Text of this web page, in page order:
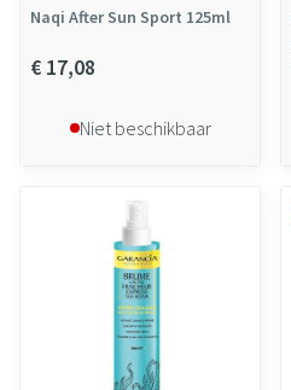
Naqi After Sun Sport 125ml
€ 17,08
Niet beschikbaar